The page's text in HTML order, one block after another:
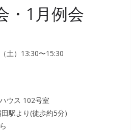
・1月例会
土）13:30〜15:30
ウス 102号室
駅より(徒歩約5分)